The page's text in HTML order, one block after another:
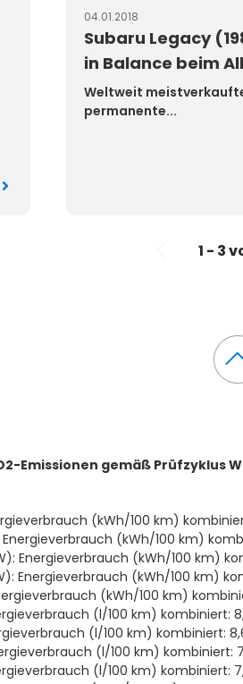
04.01.2018
Subaru Legacy
in Balance beim
Weltweit
permanente...
1 - 3
Emissionen gemäß Prüfzyklus
(kWh/100 km)
Energieverbrauch (kWh/100 km)
Energieverbrauch (kWh/100 km)
Energieverbrauch (kWh/100 km)
(kWh/100 km)
(l/100 km) kombiniert:
(l/100 km) kombiniert:
(l/100 km) kombiniert:
(l/100 km) kombiniert: